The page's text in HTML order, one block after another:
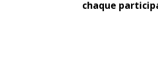
chaque